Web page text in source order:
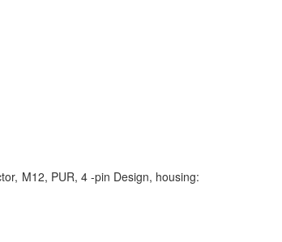
M12, PUR, 4 -pin Design, housing: